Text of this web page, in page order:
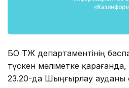
БҚО ТЖ департаментінің
түскен мәліметке қарағанда,
23.20-да Шыңғырлау